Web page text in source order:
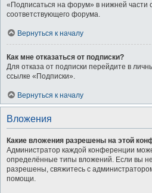
«Подписаться на форум» в нижней части
соответствующего форума.
Вернуться к началу
Как мне отказаться от подписки?
Для отказа от подписки перейдите в
ссылке «Подписки».
Вернуться к началу
Вложения
Какие вложения разрешены на этой
Администратор каждой конференции
определённые типы вложений. Если вы
разрешены, свяжитесь с
помощи.